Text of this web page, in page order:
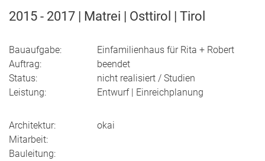
2015 - 2017 | Matrei | Osttirol | Tirol
Bauaufgabe:
Auftrag:
Status:
Leistung:
Einfamilienhaus für Rita + Robert
beendet
nicht realisiert / Studien
Entwurf | Einreichplanung
Architektur:
Mitarbeit:
Bauleitung:
okai